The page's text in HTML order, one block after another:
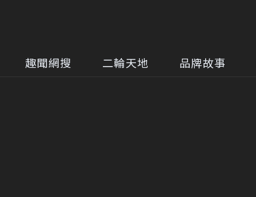
趣聞網搜 二輪天地 品牌故事